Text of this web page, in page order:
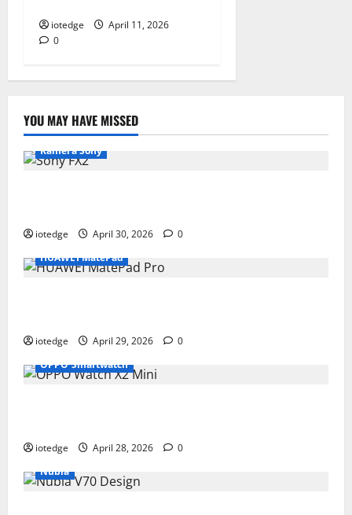
iotedge
April 11, 2026
0
YOU MAY HAVE MISSED
Kamera Sony
iotedge April 30, 2026
0
HUAWEI MatePad
iotedge April 29, 2026
0
OPPO Smartwatch
iotedge April 28, 2026
0
Nubia